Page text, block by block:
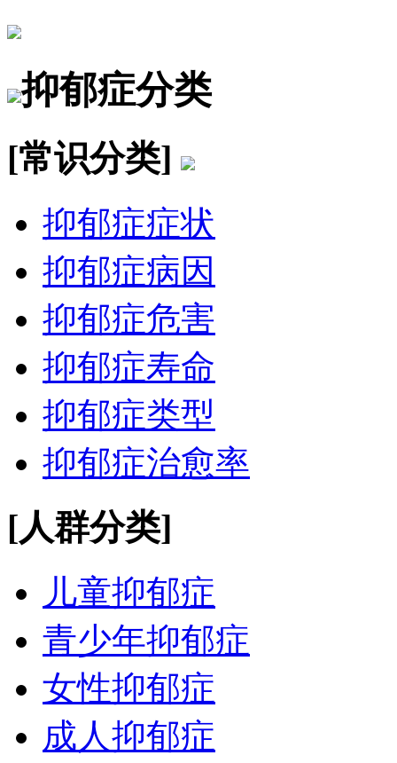
抑郁症分类
[常识分类]
抑郁症症状
抑郁症病因
抑郁症危害
抑郁症寿命
抑郁症类型
抑郁症治愈率
[人群分类]
儿童抑郁症
青少年抑郁症
女性抑郁症
成人抑郁症